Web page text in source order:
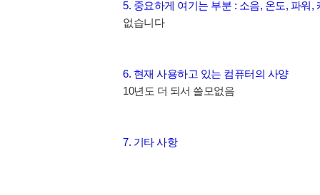
5. 중요하게 여기는 부분 : 소음, 온도, 파워,
없습니다
6. 현재 사용하고 있는 컴퓨터의 사양
10년도 더 되서 쓸모없음
7. 기타 사항